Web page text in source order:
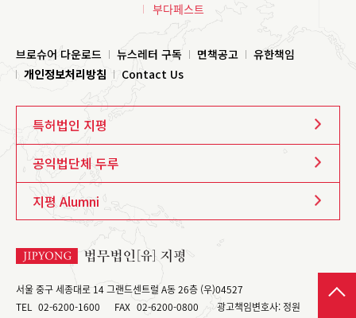
부다페스트
브로슈어 다운로드 뉴스레터 구독 면책공고
유한책임
개인정보처리방침
Contact Us
특허법인 지평
공익법단체 두루
지평 Alumni
서울 중구 세종대로 14 그랜드센트럴 A동 26층 (우)04527
TEL 02-6200-1600 FAX 02-6200-0800 광고책임변호사: 정원